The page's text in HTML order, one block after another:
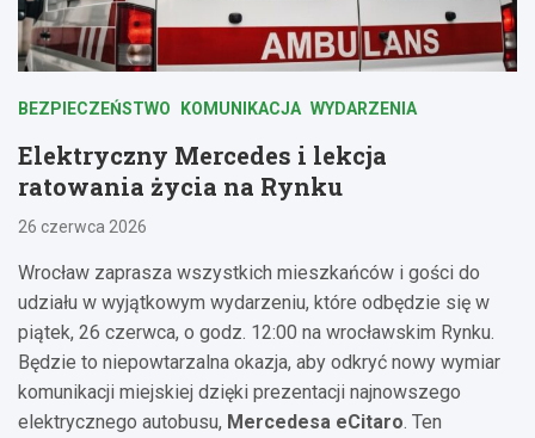
BEZPIECZEŃSTWO KOMUNIKACJA WYDARZENIA
Elektryczny Mercedes i lekcja
ratowania życia na Rynku
26 czerwca 2026
Wrocław zaprasza wszystkich mieszkańców i gości do
udziału w wyjątkowym wydarzeniu, które odbędzie się w
piątek, 26 czerwca, o godz. 12:00 na wrocławskim Rynku.
Będzie to niepowtarzalna okazja, aby odkryć nowy wymiar
komunikacji miejskiej dzięki prezentacji najnowszego
elektrycznego autobusu, Mercedesa eCitaro. Ten